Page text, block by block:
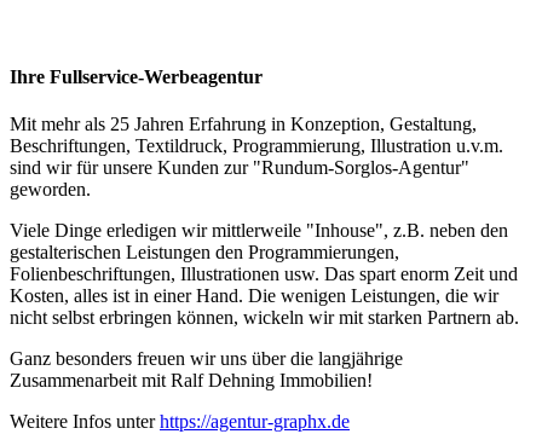
Ihre Fullservice-Werbeagentur
Mit mehr als 25 Jahren Erfahrung in Konzeption, Gestaltung,
Beschriftungen, Textildruck, Programmierung, Illustration u.v.m.
sind wir für unsere Kunden zur "Rundum-Sorglos-Agentur"
geworden.
Viele Dinge erledigen wir mittlerweile "Inhouse", z.B. neben den
gestalterischen Leistungen den Programmierungen,
Folienbeschriftungen, Illustrationen usw. Das spart enorm Zeit und
Kosten, alles ist in einer Hand. Die wenigen Leistungen, die wir
nicht selbst erbringen können, wickeln wir mit starken Partnern ab.
Ganz besonders freuen wir uns über die langjährige
Zusammenarbeit mit Ralf Dehning Immobilien!
Weitere Infos unterhttps://agentur-graphx.de